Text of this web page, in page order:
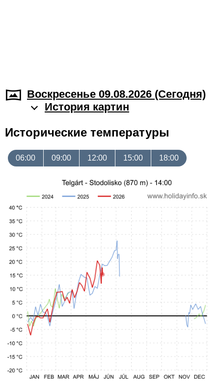
Воскресенье 09.08.2026 (Cегодня)
История картин
Исторические температуры
06:00 09:00 12:00 15:00 18:00